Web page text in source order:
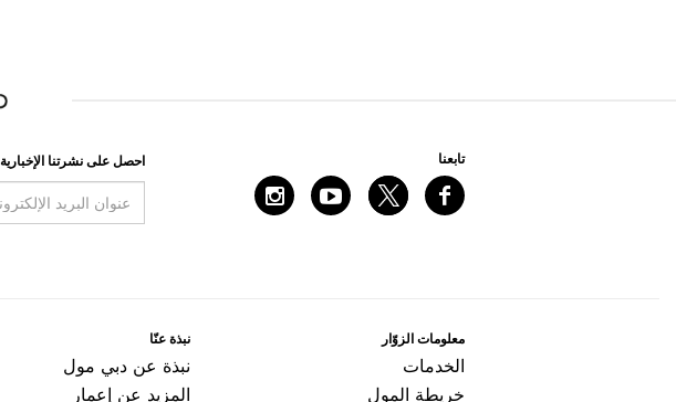
ﺗﺎﺑﻌﻨﺎ اﺣﺼﻞ ﻋﻠﻰ ﻧﺸﺮﺗﻨﺎ اﻹﺧﺒﺎﺭﻳﺔ
ﻣﻌﻠﻮﻣﺎﺕ اﻟﺰﻭّاﺭ
اﻟﺨﺪﻣﺎﺕ
ﺧﺮﻳﻄﺔ اﻟﻤﻮﻝ
ﻧﺒﺬﺓ ﻋﻨّﺎ
ﻧﺒﺬﺓ ﻋﻦ ﺩﺑﻲ ﻣﻮﻝ
المزيد عن إعمار